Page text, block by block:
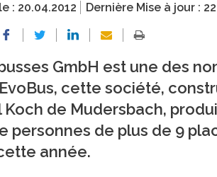
: 20.04.2012 Dernière Mise à jour :
GmbH est une des
cette société,
Koch de Mudersbach,
de plus de 9
année.